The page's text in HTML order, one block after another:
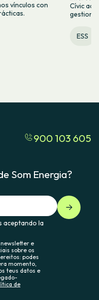
vínculos con
Cívic
ESS
900 103 605
Som Energia?
aceptando la
e
sobre os
podes
momento,
teus datos e
de